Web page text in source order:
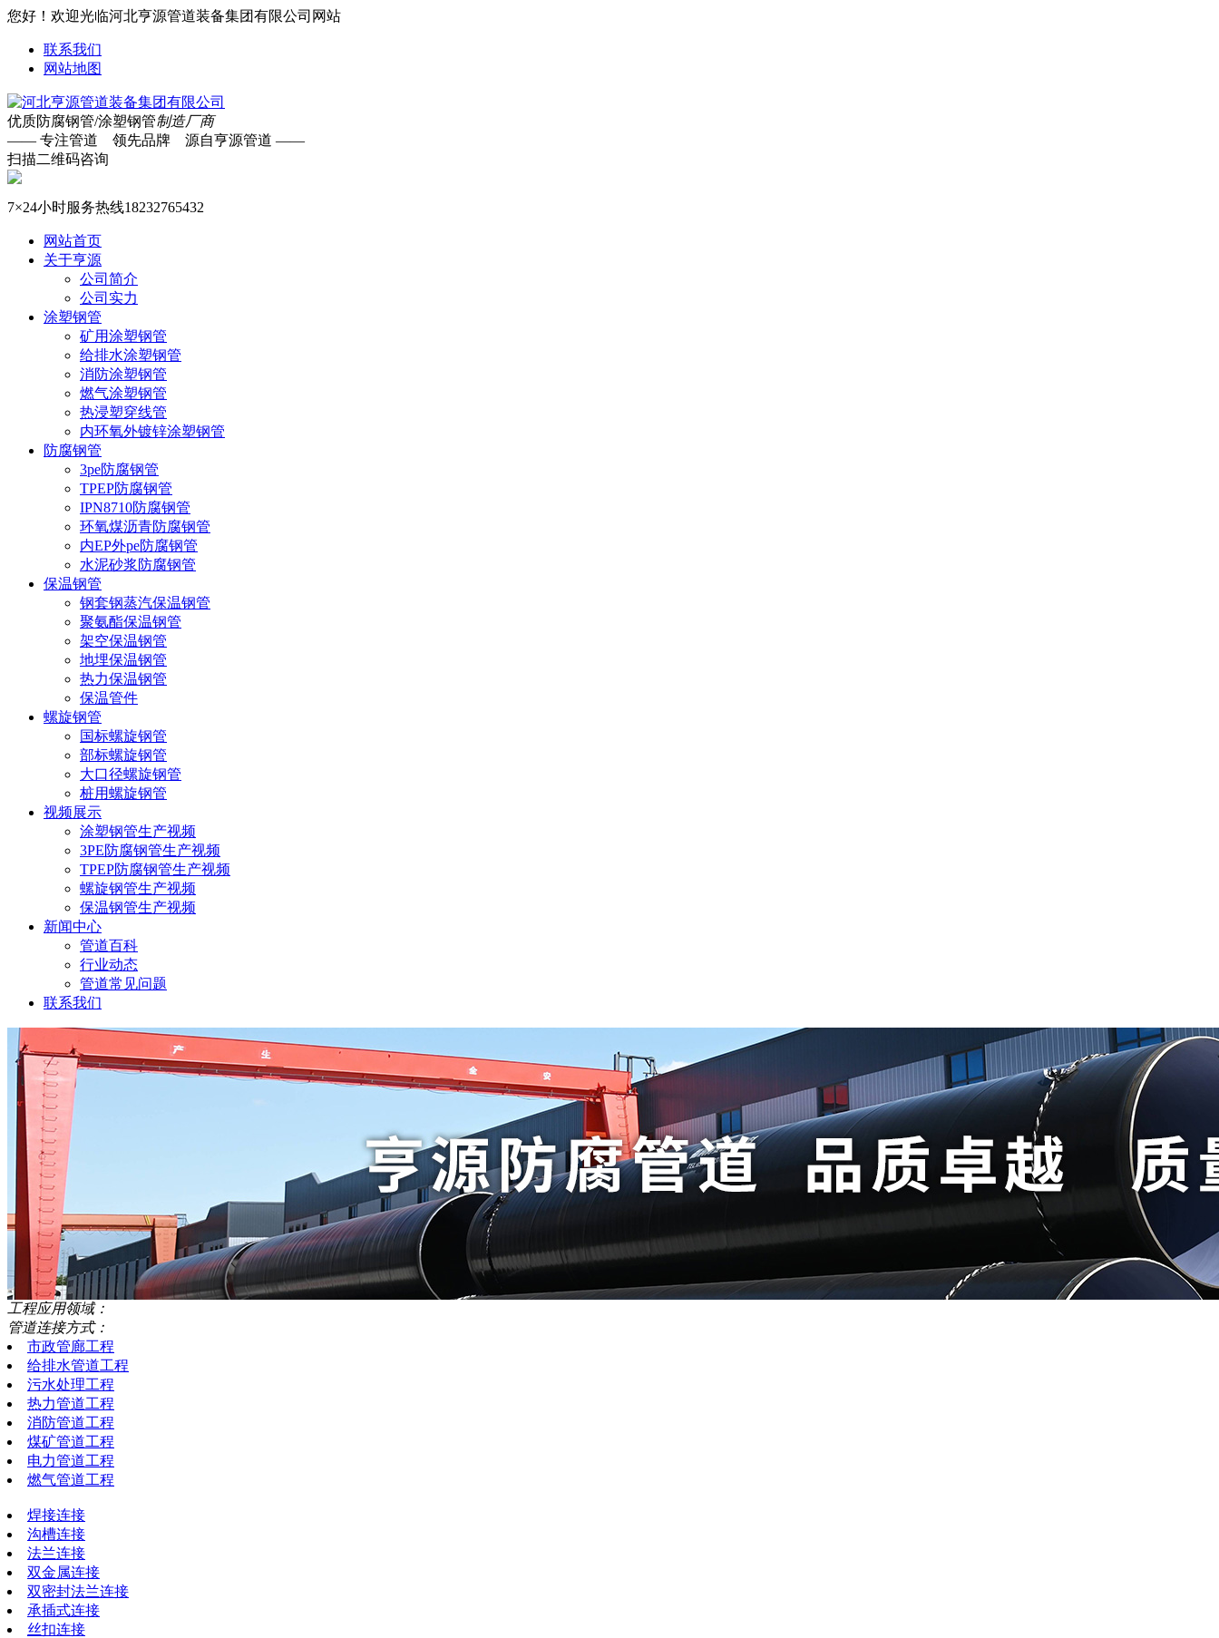
您好！欢迎光临河北亨源管道装备集团有限公司网站
联系我们
网站地图
优质防腐钢管/涂塑钢管制造厂商
—— 专注管道 领先品牌 源自亨源管道 ——
扫描二维码咨询
7×24小时服务热线18232765432
网站首页
关于亨源
公司简介
公司实力
涂塑钢管
矿用涂塑钢管
给排水涂塑钢管
消防涂塑钢管
燃气涂塑钢管
热浸塑穿线管
内环氧外镀锌涂塑钢管
防腐钢管
3pe防腐钢管
TPEP防腐钢管
IPN8710防腐钢管
环氧煤沥青防腐钢管
内EP外pe防腐钢管
水泥砂浆防腐钢管
保温钢管
钢套钢蒸汽保温钢管
聚氨酯保温钢管
架空保温钢管
地埋保温钢管
热力保温钢管
保温管件
螺旋钢管
国标螺旋钢管
部标螺旋钢管
大口径螺旋钢管
桩用螺旋钢管
视频展示
涂塑钢管生产视频
3PE防腐钢管生产视频
TPEP防腐钢管生产视频
螺旋钢管生产视频
保温钢管生产视频
新闻中心
管道百科
行业动态
管道常见问题
联系我们
工程应用领域：
管道连接方式：
市政管廊工程
给排水管道工程
污水处理工程
热力管道工程
消防管道工程
煤矿管道工程
电力管道工程
燃气管道工程
焊接连接
沟槽连接
法兰连接
双金属连接
双密封法兰连接
承插式连接
丝扣连接